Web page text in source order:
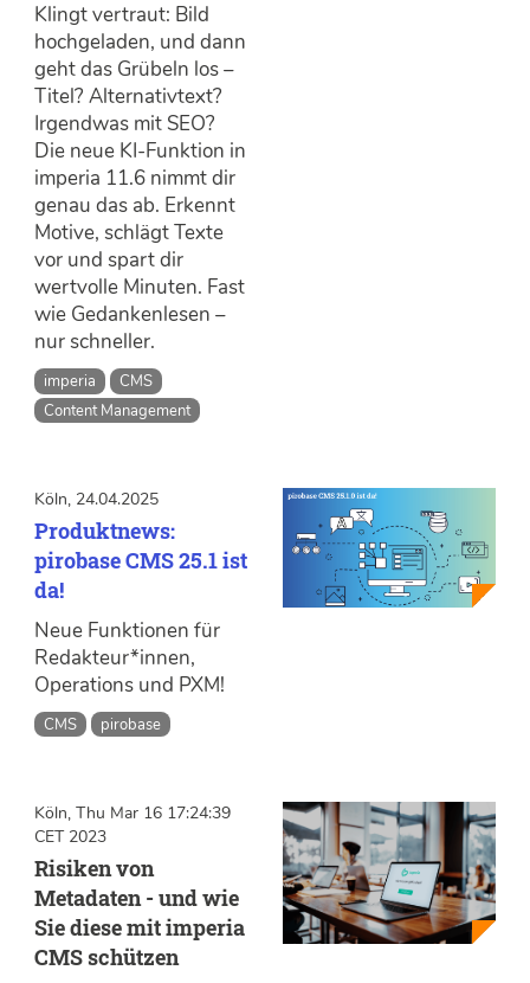
Klingt vertraut: Bild
hochgeladen, und dann
geht das Grübeln los –
Titel? Alternativtext?
Irgendwas mit SEO?
Die neue KI-Funktion in
imperia 11.6 nimmt dir
genau das ab. Erkennt
Motive, schlägt Texte
vor und spart dir
wertvolle Minuten. Fast
wie Gedankenlesen –
nur schneller.
imperia
CMS
Content Management
Köln, 24.04.2025
Produktnews:
pirobase CMS 25.1 ist
da!
Neue Funktionen für
Redakteur*innen,
Operations und PXM!
CMS pirobase
Köln, Thu Mar 16 17:24:39
CET 2023
Risiken von
Metadaten - und wie
Sie diese mit imperia
CMS schützen